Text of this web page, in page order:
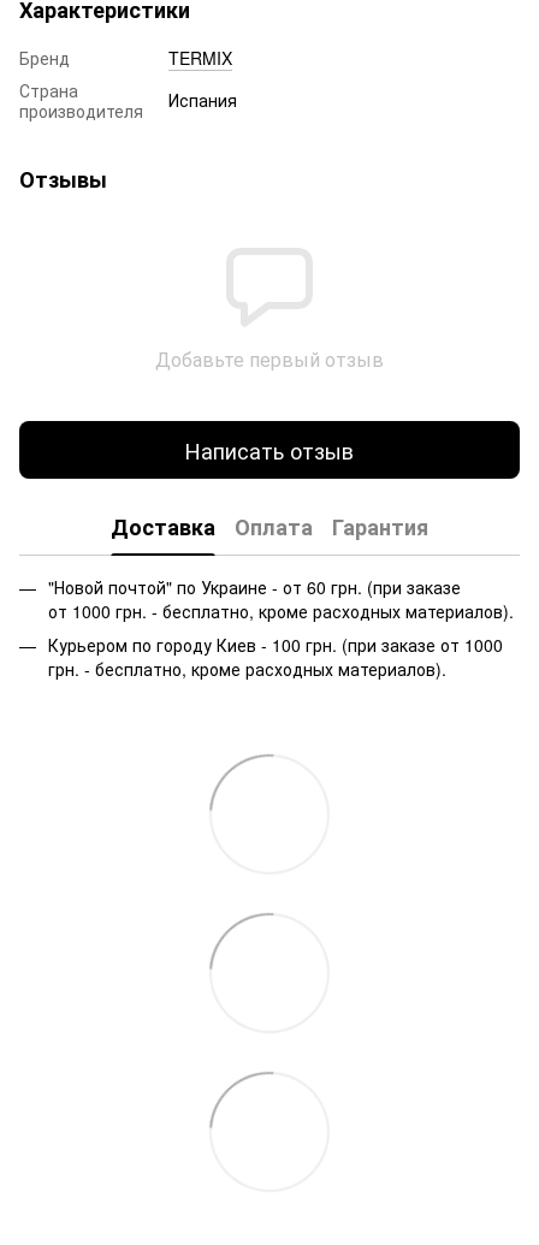
Характеристики
Бренд
TERMIX
Страна
производителя
Испания
Отзывы
Добавьте первый отзыв
Написать отзыв
Доставка Оплата Гарантия
"Новой почтой" по Украине - от 60 грн. (при заказе
от 1000 грн. - бесплатно, кроме расходных материалов).
Курьером по городу Киев - 100 грн. (при заказе от 1000
грн. - бесплатно, кроме расходных материалов).